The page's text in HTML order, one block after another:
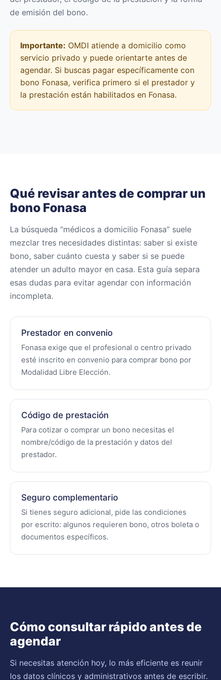
de emisión del bono.
Importante: OMDI atiende a domicilio como
servicio privado y puede orientarte antes de
agendar. Si buscas pagar específicamente con
bono Fonasa, verifica primero si el prestador y
la prestación están habilitados en Fonasa.
Qué revisar antes de comprar un
bono Fonasa
La búsqueda “médicos a domicilio Fonasa” suele
mezclar tres necesidades distintas: saber si existe
bono, saber cuánto cuesta y saber si se puede
atender un adulto mayor en casa. Esta guía separa
esas dudas para evitar agendar con información
incompleta.
Prestador en convenio
Fonasa exige que el profesional o centro privado
esté inscrito en convenio para comprar bono por
Modalidad Libre Elección.
Código de prestación
Para cotizar o comprar un bono necesitas el
nombre/código de la prestación y datos del
prestador.
Seguro complementario
Si tienes seguro adicional, pide las condiciones
por escrito: algunos requieren bono, otros boleta o
documentos específicos.
Cómo consultar rápido antes de
agendar
Si necesitas atención hoy, lo más eficiente es reunir
los datos clínicos y administrativos antes de escribir.